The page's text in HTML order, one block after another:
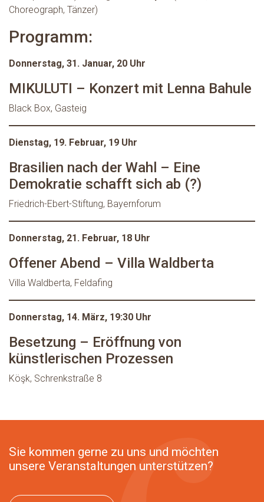
Choreograph, Tänzer)
Programm:
Donnerstag, 31. Januar, 20 Uhr
MIKULUTI – Konzert mit Lenna Bahule
Black Box, Gasteig
Dienstag, 19. Februar, 19 Uhr
Brasilien nach der Wahl – Eine
Demokratie schafft sich ab (?)
Friedrich-Ebert-Stiftung, Bayernforum
Donnerstag, 21. Februar, 18 Uhr
Offener Abend – Villa Waldberta
Villa Waldberta, Feldafing
Donnerstag, 14. März, 19:30 Uhr
Besetzung – Eröffnung von
künstlerischen Prozessen
Köşk, Schrenkstraße 8
Sie kommen gerne zu uns und möchten
unsere Veranstaltungen unterstützen?